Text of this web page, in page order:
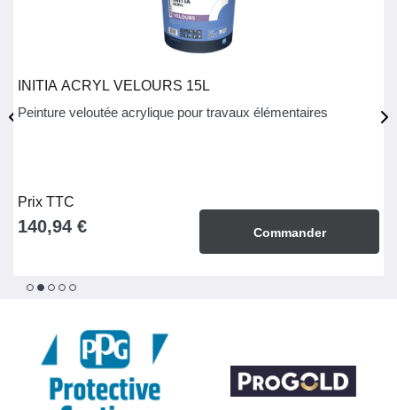
INITIA ACRYL VELOURS 15L
Peinture veloutée acrylique pour travaux élémentaires
Prix TTC
140,94 € Commander
1 2 3 4